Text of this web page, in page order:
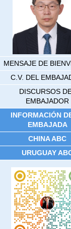
MENSAJE DE
C.V. DEL
DISCURSOS
EMBAJADOR
INFORMACIÓN
EMBAJADA
CHINA ABC
URUGUAY